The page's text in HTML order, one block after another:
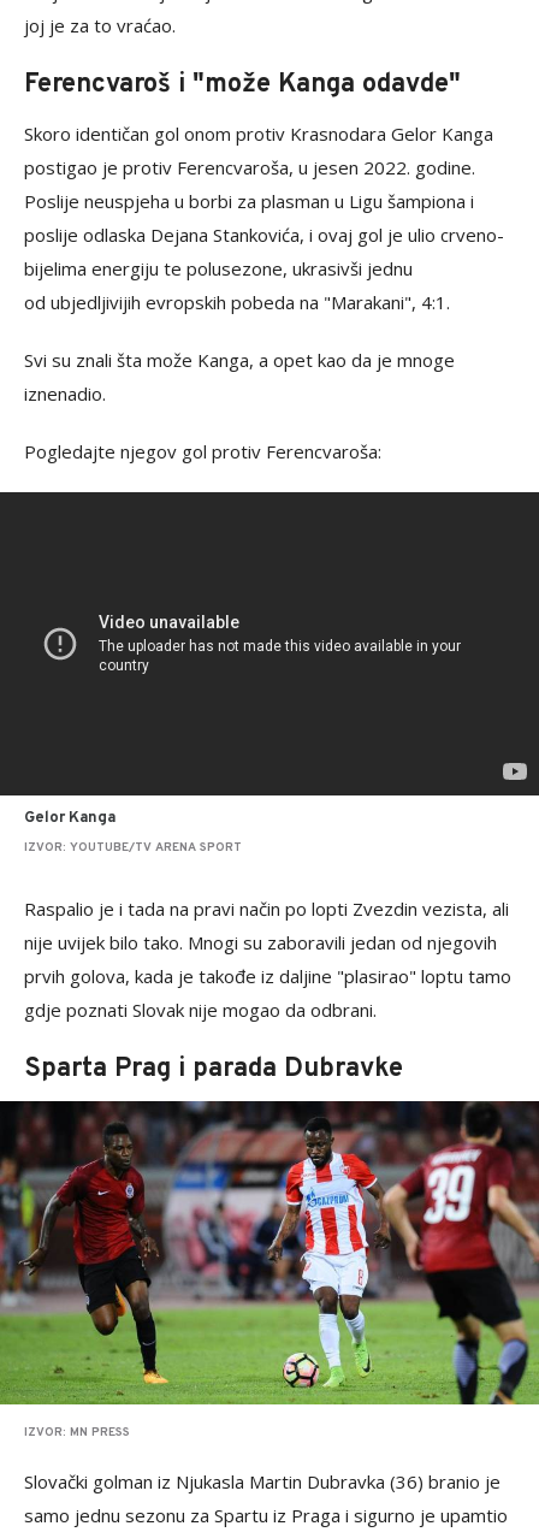
joj je za to vraćao.
Ferencvaroš i "može Kanga odavde"
Skoro identičan gol onom protiv Krasnodara Gelor Kanga
postigao je protiv Ferencvaroša, u jesen 2022. godine.
Poslije neuspjeha u borbi za plasman u Ligu šampiona i
poslije odlaska Dejana Stankovića, i ovaj gol je ulio crveno-
bijelima energiju te polusezone, ukrasivši jednu
od ubjedljivijih evropskih pobeda na "Marakani", 4:1.
Svi su znali šta može Kanga, a opet kao da je mnoge
iznenadio.
Pogledajte njegov gol protiv Ferencvaroša:
Gelor Kanga
IZVOR: YOUTUBE/TV ARENA SPORT
Raspalio je i tada na pravi način po lopti Zvezdin vezista, ali
nije uvijek bilo tako. Mnogi su zaboravili jedan od njegovih
prvih golova, kada je takođe iz daljine "plasirao" loptu tamo
gdje poznati Slovak nije mogao da odbrani.
Sparta Prag i parada Dubravke
IZVOR: MN PRESS
Slovački golman iz Njukasla Martin Dubravka (36) branio je
samo jednu sezonu za Spartu iz Praga i sigurno je upamtio